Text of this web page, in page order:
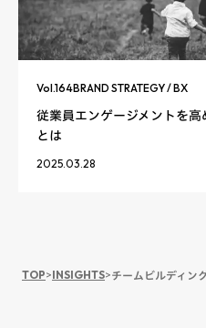
Vol.164BRAND STRATEGY / BX
従業員エンゲージメントを
とは
2025.03.28
TOP>INSIGHTS>チームビルディン